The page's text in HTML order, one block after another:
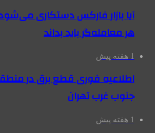
آیا بازار فارکس دستکاری
هر معامله‌گر باید بداند
1 هفته پیش
اطلاعیه فوری قطع برق در
جنوب غرب تهران
1 هفته پیش